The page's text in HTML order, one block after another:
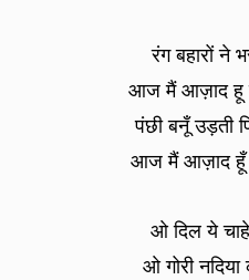
रंग बहारों ने
आज मैं आज़ाद हू
पंछी बनूँ उड़ती
आज मैं आज़ाद हूँ
ओ दिल ये
ओ गोरी